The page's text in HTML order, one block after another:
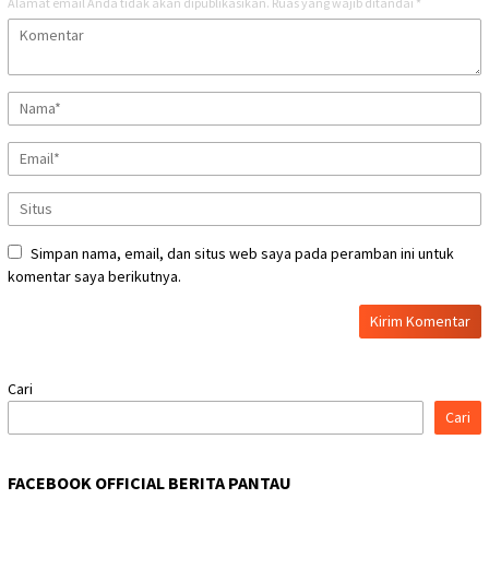
Simpan nama, email, dan situs web saya pada peramban ini untuk
komentar saya berikutnya.
Cari
Cari
FACEBOOK OFFICIAL BERITA PANTAU